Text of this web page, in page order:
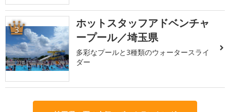
3
ホットスタッフアドベンチャ
ープール／埼玉県
多彩なプールと3種類のウォータースライ
ダー